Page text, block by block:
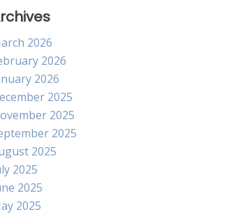
2026
2026
2026
2025
2025
2025
2025
2025
2025
2025